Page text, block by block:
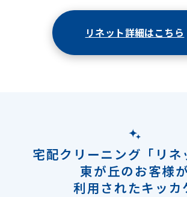
リネット詳細はこちら
宅配クリーニング「リネ
東が丘のお客様が
利用されたキッカ